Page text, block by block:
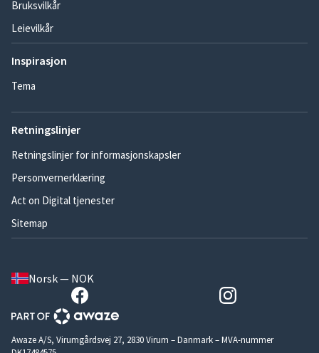
Bruksvilkår
Leievilkår
Inspirasjon
Tema
Retningslinjer
Retningslinjer for informasjonskapsler
Personvernerklæring
Act on Digital tjenester
Sitemap
Norsk — NOK
Awaze A/S, Virumgårdsvej 27, 2830 Virum – Danmark – MVA-nummer